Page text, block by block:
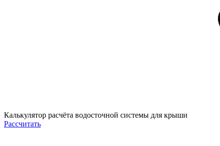
Калькулятор расчёта водосточной системы для крыши
Рассчитать